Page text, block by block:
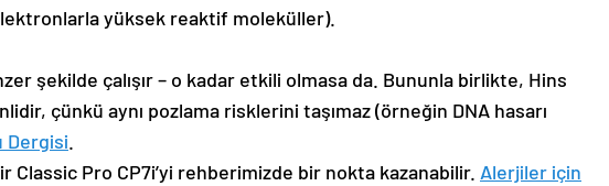
yüksek reaktif moleküller).
şekilde çalışır – o kadar etkili olmasa da. Bununla birlikte, Hins
çünkü aynı pozlama risklerini taşımaz (örneğin DNA hasarı
Dergisi.
Classic Pro CP7i’yi rehberimizde bir nokta kazanabilir. Alerjiler için